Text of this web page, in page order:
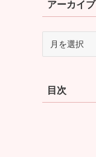
アーカイブ
ブ目次